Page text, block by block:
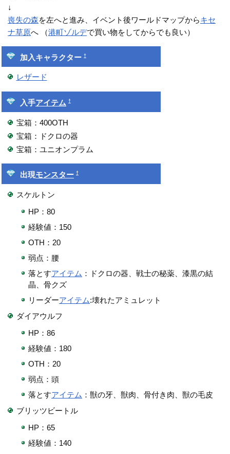
↓
喪失の森を左へと進み、イベント後ワールドマップからキセ
ナ草原へ （港町ゾルデで買い物をしてからでも良い）
加入キャラクター †
レザード
入手アイテム †
宝箱：400OTH
宝箱：ドクロの器
宝箱：ユニオンプラム
出現モンスター †
スケルトン
HP：80
経験値：150
OTH：20
弱点：腰
落とすアイテム ：ドクロの器、戦士の秘薬、漆黒の結
晶、骨クズ
リーダーアイテム:壊れたアミュレット
ダイアウルフ
HP：86
経験値：180
OTH：20
弱点：頭
落とすアイテム ：獣の牙、獣肉、骨付き肉、獣の毛皮
ブリッツビートル
HP：65
経験値：140